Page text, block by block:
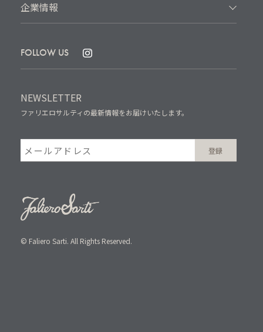
企業情報
FOLLOW US
NEWSLETTER
ファリエロサルティの最新情報をお届けいたします。
© Faliero Sarti. All Rights Reserved.